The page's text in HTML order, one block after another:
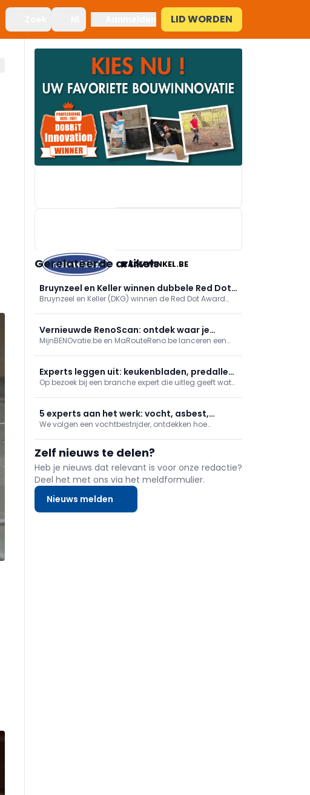
LID WORDEN
RAAMWINKEL.BE
Gerelateerde artikels
Bruynzeel en Keller winnen dubbele Red Dot
Award 2026 voor biobased keukens
Bruynzeel en Keller (DKG) winnen de Red Dot Award
Onafhankelijke erkenning van DKG’s duurzame,
schaalbare en betaalbare innovatie.
Vernieuwde RenoScan: ontdek waar je
woning het meest energie bespaart
MijnBENOvatie.be en MaRouteReno.be lanceren een
snel inzicht geeft in hun energieprestatie, prioritaire
renovaties en bijhorende premies/financiering, met
een persoonlijk rapport en stap-voor-stapadvies.
Experts leggen uit: keukenbladen, predallen,
brandwerende deuren en zonwering
Op bezoek bij een branche expert die uitleg geeft wat
natuursteen en keramische keukenwerkbladen, een
zonweringexpert en tonen we hoe een brandwerende
5 experts aan het werk: vocht, asbest,
ramen, isolatie en biometrie
We volgen een vochtbestrijder, ontdekken hoe
wordt geïsoleerd. Daarnaast gaan we mee met een
asbestdeskundige.
Zelf nieuws te delen?
Heb je nieuws dat relevant is voor onze redactie?
Deel het met ons via het meldformulier.
Nieuws melden